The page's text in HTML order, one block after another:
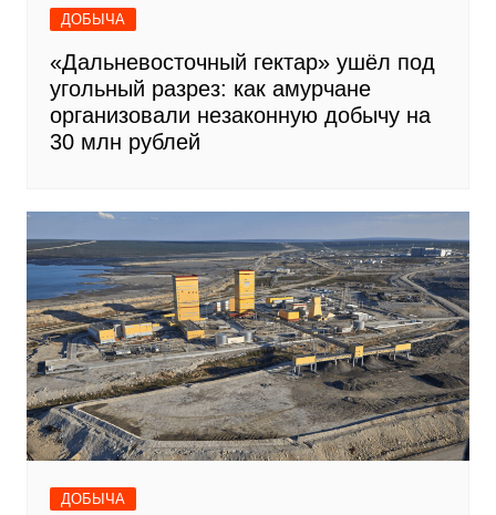
ДОБЫЧА
«Дальневосточный гектар» ушёл под
угольный разрез: как амурчане
организовали незаконную добычу на
30 млн рублей
ДОБЫЧА